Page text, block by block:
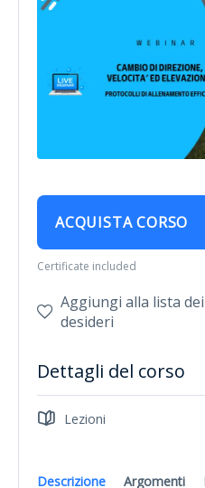
Descrizione Argomenti
ACQUISTA CORSO
Certificate included
Aggiungi alla lista dei
desideri
Dettagli del corso
Lezioni